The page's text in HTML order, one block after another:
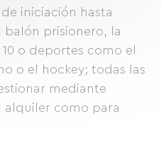
iniciación hasta
balón prisionero, la
o deportes como el
o el hockey; todas las
mediante
alquiler como para